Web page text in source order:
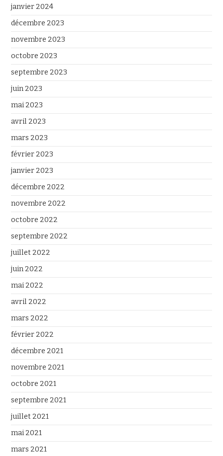
janvier 2024
décembre 2023
novembre 2023
octobre 2023
septembre 2023
juin 2023
mai 2023
avril 2023
mars 2023
février 2023
janvier 2023
décembre 2022
novembre 2022
octobre 2022
septembre 2022
juillet 2022
juin 2022
mai 2022
avril 2022
mars 2022
février 2022
décembre 2021
novembre 2021
octobre 2021
septembre 2021
juillet 2021
mai 2021
mars 2021